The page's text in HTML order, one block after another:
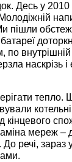
Десь у 2010
пішли
по внутрішній
наскрізь
тепло.
кінцевого
мереж –
До речі, зараз